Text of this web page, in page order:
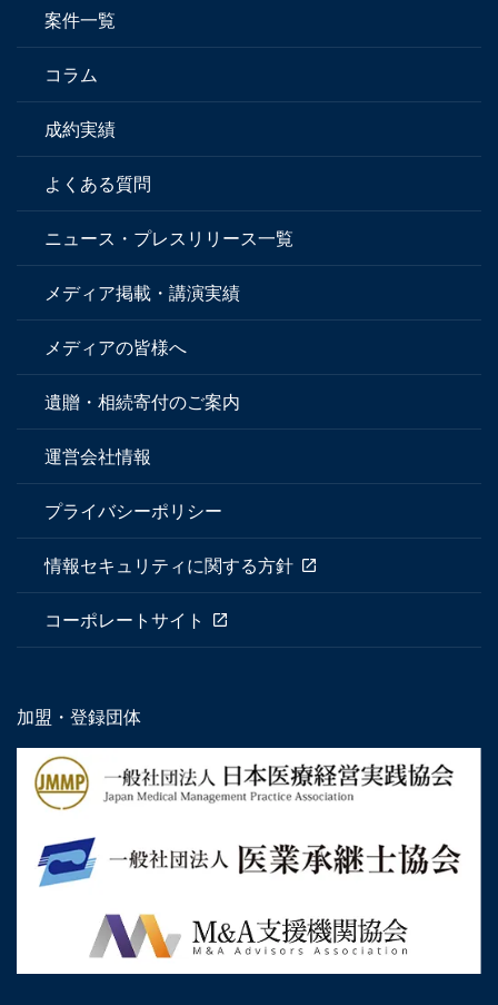
案件一覧
コラム
成約実績
よくある質問
ニュース・プレスリリース一覧
メディア掲載・講演実績
メディアの皆様へ
遺贈・相続寄付のご案内
運営会社情報
プライバシーポリシー
情報セキュリティに関する方針
コーポレートサイト
加盟・登録団体